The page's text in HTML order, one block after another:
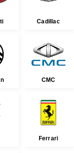
Cadillac
CMC
Ferrari